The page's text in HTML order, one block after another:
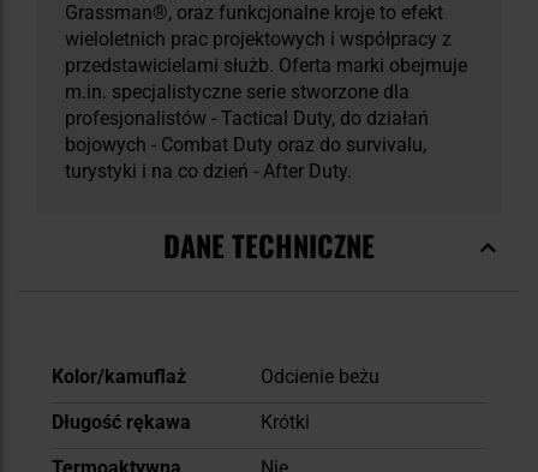
Grassman®, oraz funkcjonalne kroje to efekt
wieloletnich prac projektowych i współpracy z
przedstawicielami służb. Oferta marki obejmuje
m.in. specjalistyczne serie stworzone dla
profesjonalistów - Tactical Duty, do działań
bojowych - Combat Duty oraz do survivalu,
turystyki i na co dzień - After Duty.
DANE TECHNICZNE
Więcej
Kolor/kamuflaż
Odcienie beżu
Długość rękawa
Krótki